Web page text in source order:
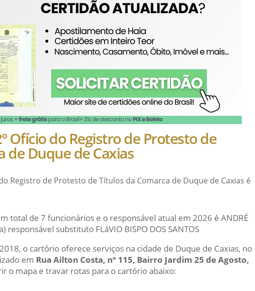
Ofício do Registro de Protesto de
de Duque de Caxias
Registro de Protesto de Títulos da Comarca de Duque de Caxias é
total de 7 funcionários e o responsável atual em 2026 é ANDRÉ
responsável substituto FLáVIO BISPO DOS SANTOS
o cartório oferece serviços na cidade de Duque de Caxias, no
em Rua Ailton Costa, nº 115, Bairro Jardim 25 de Agosto,
o mapa e travar rotas para o cartório abaixo: